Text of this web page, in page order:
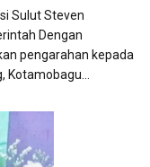
Sulut Steven
Dengan
pengarahan kepada
Kotamobagu…